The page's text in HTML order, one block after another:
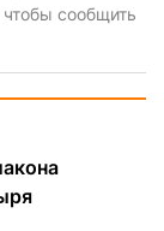
чтобы сообщить